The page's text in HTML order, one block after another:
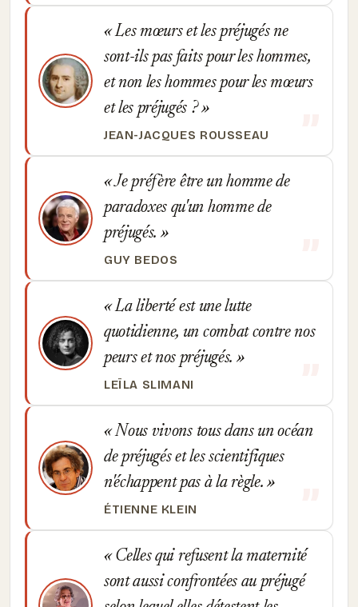
Les mœurs et les préjugés ne
sont-ils pas faits pour les hommes,
et non les hommes pour les mœurs
et les préjugés ?
JEAN-JACQUES ROUSSEAU
Je préfère être un homme de
paradoxes qu'un homme de
préjugés.
GUY BEDOS
La liberté est une lutte
quotidienne, un combat contre nos
peurs et nos préjugés.
LEÏLA SLIMANI
Nous vivons tous dans un océan
de préjugés et les scientifiques
n'échappent pas à la règle.
ÉTIENNE KLEIN
Celles qui refusent la maternité
sont aussi confrontées au préjugé